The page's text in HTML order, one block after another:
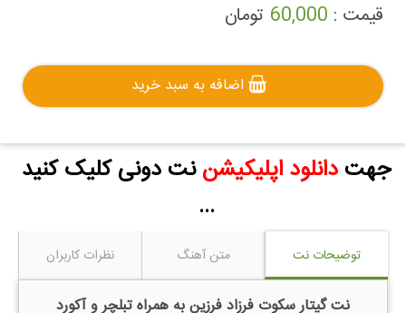
قیمت : 60,000 تومان
اضافه به سبد خرید
جهتدانلود اپلیکیشن نت دونی کلیک کنید
...
توضیحات نت متن آهنگ نظرات کاربران
نت گیتار سکوت فرزاد فرزین به همراه تبلچر و آکورد